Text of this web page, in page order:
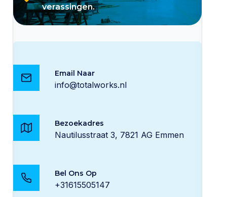
verassingen.
Email Naar
info@totalworks.nl
Bezoekadres
Nautilusstraat 3, 7821 AG Emmen
Bel Ons Op
+31615505147